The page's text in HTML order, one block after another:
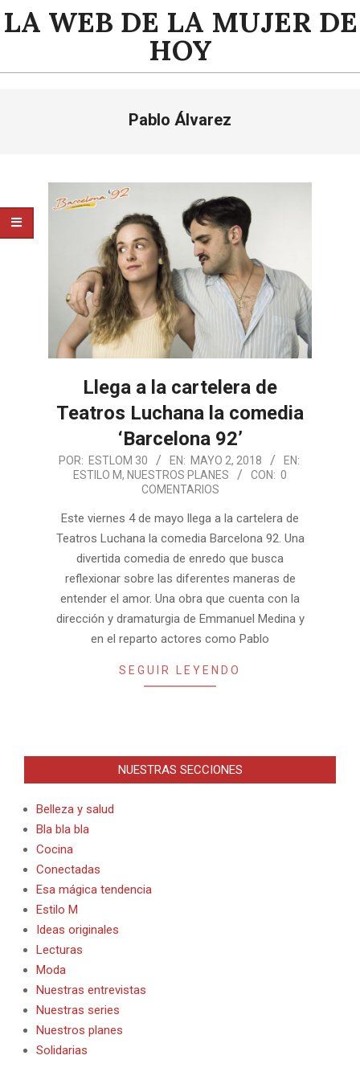
Saltar
alLA WEB DE LA MUJER DE
HOY
Pablo Álvarez
Llega a la cartelera de
Teatros Luchana la comedia
‘Barcelona 92’
2018-
POR: ESTLOM 30 EN: MAYO 2, 2018
EN:
ESTILO M, NUESTROS PLANES CON: 0
COMENTARIOS
Este viernes 4 de mayo llega a la cartelera de
Teatros Luchana la comedia Barcelona 92. Una
divertida comedia de enredo que busca
reflexionar sobre las diferentes maneras de
entender el amor. Una obra que cuenta con la
dirección y dramaturgia de Emmanuel Medina y
en el reparto actores como Pablo
SEGUIR LEYENDO
NUESTRAS SECCIONES
Belleza y salud
Bla bla bla
Cocina
Conectadas
Esa mágica tendencia
Estilo M
Ideas originales
Lecturas
Moda
Nuestras entrevistas
Nuestras series
Nuestros planes
Solidarias